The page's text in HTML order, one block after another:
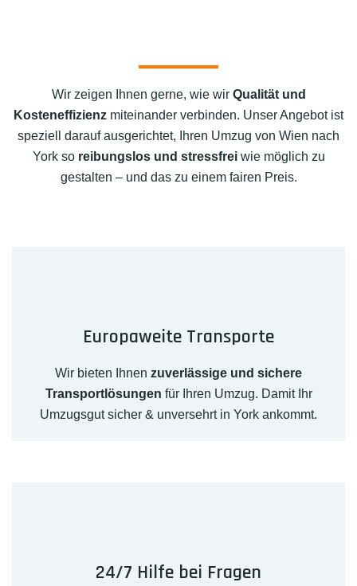
Wir zeigen Ihnen gerne, wie wir Qualität und
Kosteneffizienz miteinander verbinden. Unser Angebot ist
speziell darauf ausgerichtet, Ihren Umzug von Wien nach
York so reibungslos und stressfreiwie möglich zu
gestalten – und das zu einem fairen Preis.
Europaweite Transporte
Wir bieten Ihnen zuverlässige und sichere
Transportlösungen für Ihren Umzug. Damit Ihr
Umzugsgut sicher & unversehrt in York ankommt.
24/7 Hilfe bei Fragen